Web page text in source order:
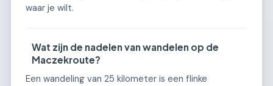
waar je wilt.
Wat zijn de nadelen van wandelen op de
Maczekroute?
Een wandeling van 25 kilometer is een flinke